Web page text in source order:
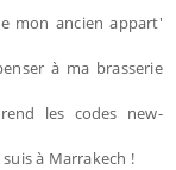
mon ancien appart'
à ma brasserie
les codes new-
à Marrakech !